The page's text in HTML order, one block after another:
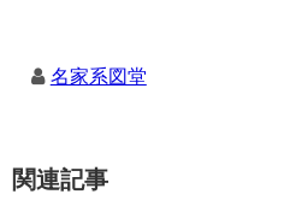
名家系図堂
関連記事